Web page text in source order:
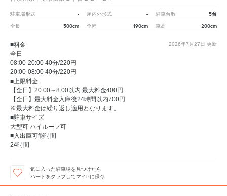
駐車場形式 - 屋内外形式 - 駐車台数 5台
全長 500cm 全幅 190cm 車高 200cm
2026年7月27日 更新
■料金
全日
08:00-20:00 40分/220円
20:00-08:00 40分/220円
■上限料金
【全日】20:00～8:00以内 最大料金400円
【全日】最大料金入庫後24時間以内700円
※最大料金は繰り返し適用となります。
■駐車サイズ
大型可 ハイルーフ可
■入出庫可能時間
24時間
気に入った駐車場を見つけたら
ハートをタップしてマイPに保存